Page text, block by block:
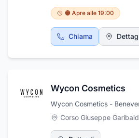
🟠 Apre alle 19:00
Chiama
Wycon Cosmetics
Wycon Cosmetics -
Corso Giuseppe